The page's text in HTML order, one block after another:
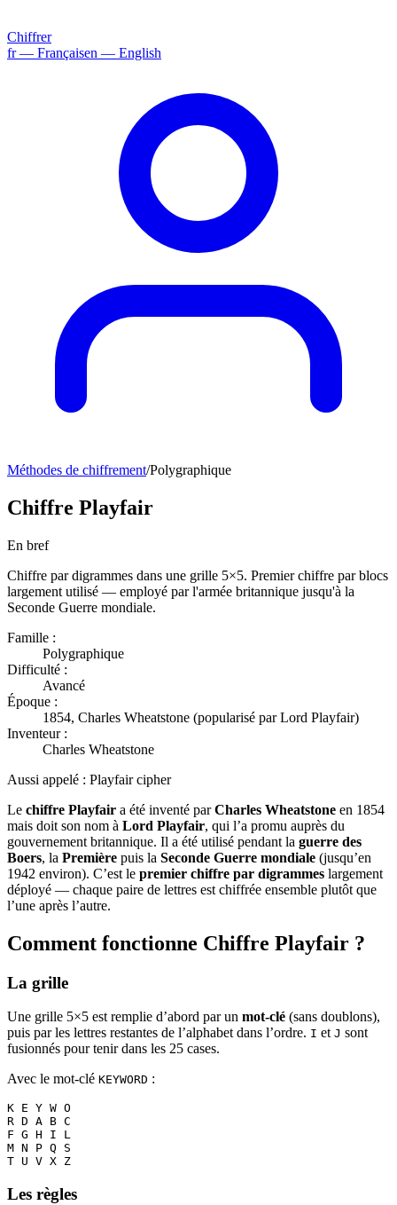
Chiffrer
fr— Françaisen — English
Méthodes de chiffrement/Polygraphique
Chiffre Playfair
En bref
Chiffre par digrammes dans une grille 5×5. Premier chiffre par blocs
largement utilisé — employé par l'armée britannique jusqu'à la
Seconde Guerre mondiale.
Famille :
Polygraphique
Difficulté :
Avancé
Époque :
1854, Charles Wheatstone (popularisé par Lord Playfair)
Inventeur :
Charles Wheatstone
Aussi appelé : Playfair cipher
Le chiffre Playfair a été inventé parCharles Wheatstone en 1854
mais doit son nom à Lord Playfair, qui l’a promu auprès du
gouvernement britannique. Il a été utilisé pendant la guerre des
Boers, la Première puis la Seconde Guerre mondiale (jusqu’en
1942 environ). C’est le premier chiffre par digrammes largement
déployé — chaque paire de lettres est chiffrée ensemble plutôt que
l’une après l’autre.
Comment fonctionne Chiffre Playfair ?
La grille
Une grille 5×5 est remplie d’abord par un mot-clé (sans doublons),
puis par les lettres restantes de l’alphabet dans l’ordre. I et J sont
fusionnés pour tenir dans les 25 cases.
Avec le mot-clé KEYWORD :
K E Y W O
R D A B C
F G H I L
M N P Q S
T U V X Z
Les règles